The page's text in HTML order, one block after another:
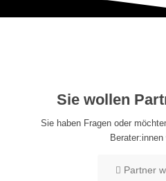
Sie wollen
Sie haben Fragen oder
Berater:innen
Partner